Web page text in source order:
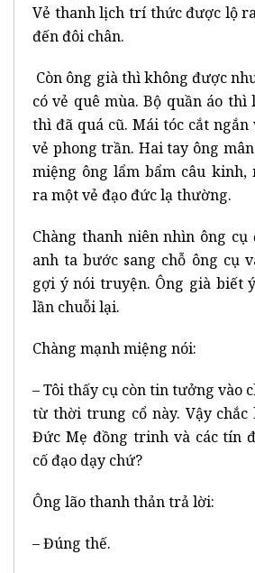
Vẻ thanh lịch trí thức được lộ
đến đôi chân.
Còn ông già thì không được
có vẻ quê mùa. Bộ quần áo
thì đã quá cũ. Mái tóc cắt
vẻ phong trần. Hai tay ông
miệng ông lẩm bẩm câu kinh,
ra một vẻ đạo đức lạ thường.
Chàng thanh niên nhìn ông
anh ta bước sang chỗ ông cụ
gợi ý nói truyện. Ông già biết
lần chuỗi lại.
Chàng mạnh miệng nói:
– Tôi thấy cụ còn tin tưởng vào
từ thời trung cổ này. Vậy chắc
Đức Mẹ đồng trinh và các tín
cố đạo dạy chứ?
Ông lão thanh thản trả lời:
– Đúng thế.